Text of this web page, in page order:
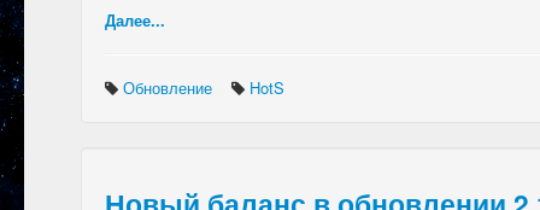
Далее...
Обновление HotS